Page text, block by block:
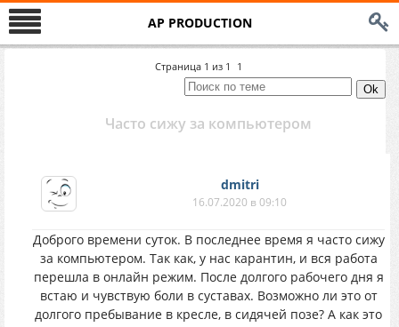
AP PRODUCTION
Страница 1 из 1 1
Часто сижу за компьютером
dmitri
16.07.2020 в 09:10
Доброго времени суток. В последнее время я часто сижу
за компьютером. Так как, у нас карантин, и вся работа
перешла в онлайн режим. После долгого рабочего дня я
встаю и чувствую боли в суставах. Возможно ли это от
долгого пребывание в кресле, в сидячей позе? А как это